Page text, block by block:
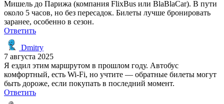
Мишель до Парижа (компания FlixBus или BlaBlaCar). В пути
около 5 часов, но без пересадок. Билеты лучше бронировать
заранее, особенно в сезон.
Ответить
Dmitry
7 августа 2025
Я ездил этим маршрутом в прошлом году. Автобус
комфортный, есть Wi-Fi, но учтите — обратные билеты могут
быть дороже, если покупать в последний момент.
Ответить